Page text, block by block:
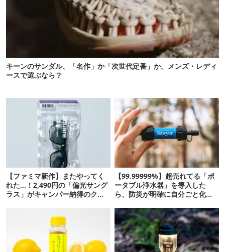
キーンのサンダル、「名作」か「次世代定番」か。メンズ・レディ
ースで選ぶなら？
【ファミマ新作】またやってく
れた…！2,490円の「偏光サング
ラス」がキャンパー納得のクオ
【99.99999%】超売れてる「ポ
ータブル浄水器」を導入した
ら、防災が明確に自分ごと化し